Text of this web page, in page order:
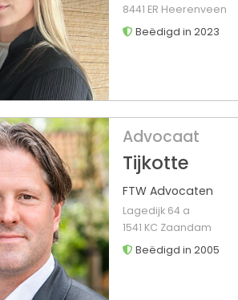
8441 ER Heerenveen
Beëdigd in 2023
Advocaat
Tijkotte
FTW Advocaten
Lagedijk 64 a
1541 KC Zaandam
Beëdigd in 2005